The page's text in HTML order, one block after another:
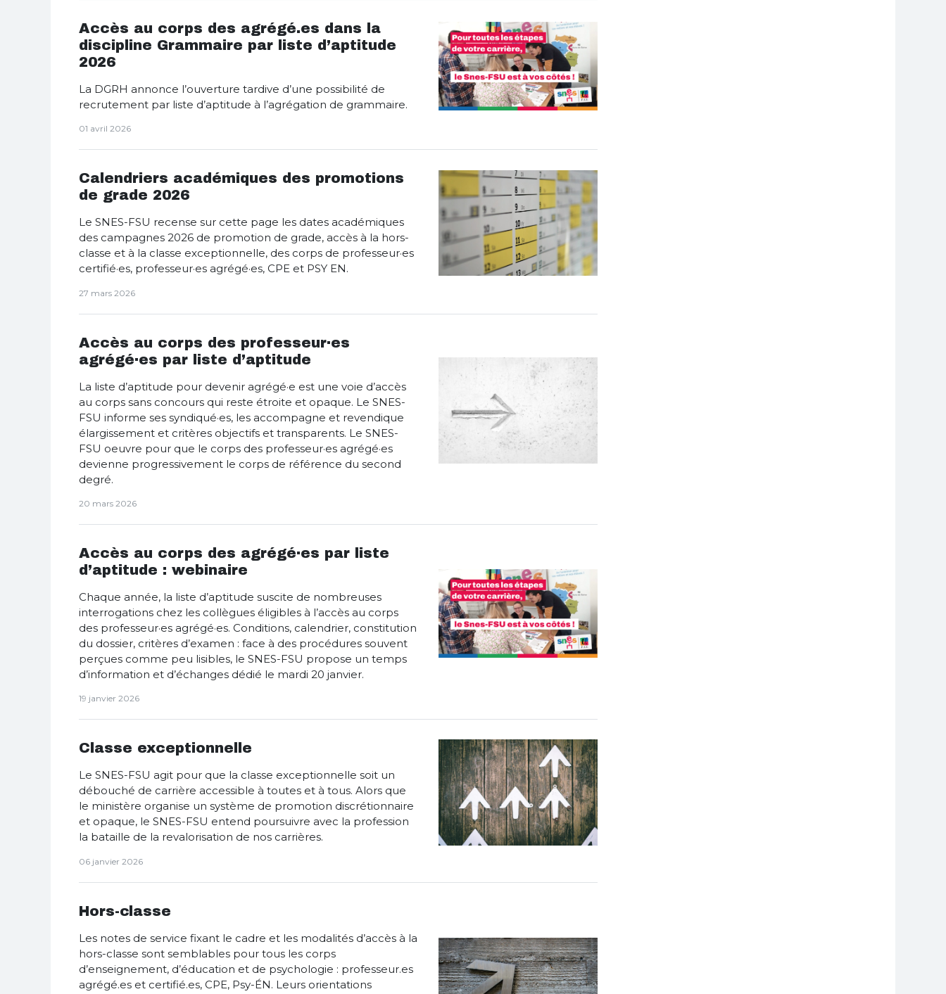
Accès au corps des agrégé.es dans la
discipline Grammaire par liste d’aptitude
2026
La DGRH annonce l’ouverture tardive d’une possibilité de
recrutement par liste d’aptitude à l’agrégation de grammaire.
01 avril 2026
Calendriers académiques des promotions
de grade 2026
Le SNES-FSU recense sur cette page les dates académiques
des campagnes 2026 de promotion de grade, accès à la hors-
classe et à la classe exceptionnelle, des corps de professeur·es
certifié·es, professeur·es agrégé·es, CPE et PSY EN.
27 mars 2026
Accès au corps des professeur·es
agrégé·es par liste d’aptitude
La liste d’aptitude pour devenir agrégé·e est une voie d’accès
au corps sans concours qui reste étroite et opaque. Le SNES-
FSU informe ses syndiqué·es, les accompagne et revendique
élargissement et critères objectifs et transparents. Le SNES-
FSU oeuvre pour que le corps des professeur·es agrégé·es
devienne progressivement le corps de référence du second
degré.
20 mars 2026
Accès au corps des agrégé·es par liste
d’aptitude : webinaire
Chaque année, la liste d’aptitude suscite de nombreuses
interrogations chez les collègues éligibles à l’accès au corps
des professeur·es agrégé·es. Conditions, calendrier, constitution
du dossier, critères d’examen : face à des procédures souvent
perçues comme peu lisibles, le SNES-FSU propose un temps
d’information et d’échanges dédié le mardi 20 janvier.
19 janvier 2026
Classe exceptionnelle
Le SNES-FSU agit pour que la classe exceptionnelle soit un
débouché de carrière accessible à toutes et à tous. Alors que
le ministère organise un système de promotion discrétionnaire
et opaque, le SNES-FSU entend poursuivre avec la profession
la bataille de la revalorisation de nos carrières.
06 janvier 2026
Hors-classe
Les notes de service fixant le cadre et les modalités d’accès à la
hors-classe sont semblables pour tous les corps
d’enseignement, d’éducation et de psychologie : professeur.es
agrégé.es et certifié.es, CPE, Psy-ÉN. Leurs orientations